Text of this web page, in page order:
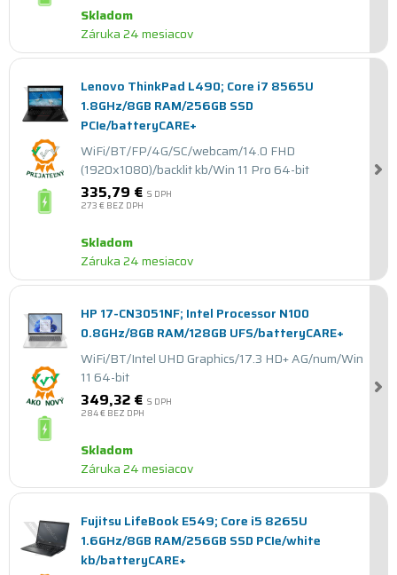
Skladom
Záruka 24 mesiacov
Lenovo ThinkPad L490; Core i7 8565U
1.8GHz/8GB RAM/256GB SSD
PCIe/batteryCARE+
WiFi/BT/FP/4G/SC/webcam/14.0 FHD
(1920x1080)/backlit kb/Win 11 Pro 64-bit
335,79 € S DPH
273 € BEZ DPH
Skladom
Záruka 24 mesiacov
HP 17-CN3051NF; Intel Processor N100
0.8GHz/8GB RAM/128GB UFS/batteryCARE+
WiFi/BT/Intel UHD Graphics/17.3 HD+ AG/num/Win
11 64-bit
349,32 € S DPH
284 € BEZ DPH
Skladom
Záruka 24 mesiacov
Fujitsu LifeBook E549; Core i5 8265U
1.6GHz/8GB RAM/256GB SSD PCIe/white
kb/batteryCARE+